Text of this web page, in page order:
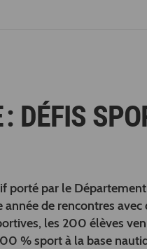
DÉFIS
porté par le
de rencontres avec
les 200 élèves
% sport à la base